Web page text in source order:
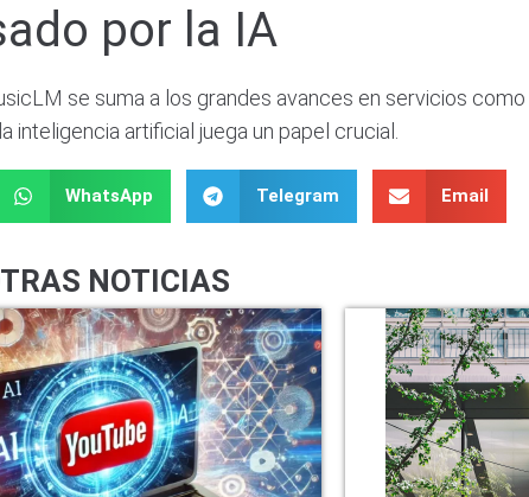
por la IA
se suma a los grandes avances en servicios
artificial juega un papel crucial.
WhatsApp Telegram Email
NOTICIAS